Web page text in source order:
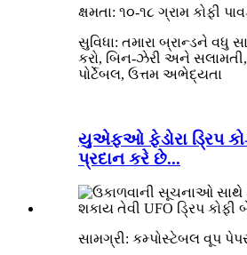
ક્ષમતા: ૧૦-૧૮ ગ્રામ કોફી
સુવિધા: તમારા બ્રાન્ડને વધુ
કરો, બિન-ઝેરી અને સલામતી,
પોર્ટેબલ, ઉત્તમ અભેદ્યતા
યુએફઓ ફેડોરા ડ્રિપ
પ્રદાન કરે છે...
સામગ્રી: કમ્પોસ્ટેબલ વૂપ